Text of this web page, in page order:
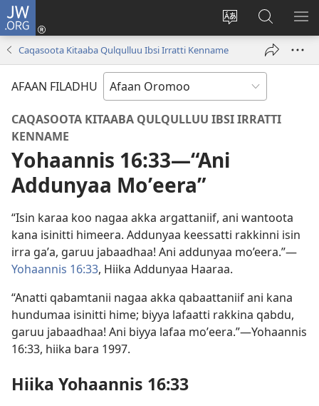
JW.ORG
Afaan
weebsaayitii
Gali
(opens
JW.ORG
Irraa
Barbaadi
Caqasoota Kitaaba Qulqulluu Ibsi Irratti Kenname
AFAAN FILADHU
CAQASOOTA KITAABA QULQULLUU IBSI IRRATTI
KENNAME
Yohaannis 16:33—“Ani
Addunyaa Moʼeera”
“Isin karaa koo nagaa akka argattaniif, ani wantoota
kana isinitti himeera. Addunyaa keessatti rakkinni isin
irra gaʼa, garuu jabaadhaa! Ani addunyaa mo’eera.”—
Yohaannis 16:33, Hiika Addunyaa Haaraa.
“Anatti qabamtanii nagaa akka qabaattaniif ani kana
hundumaa isinitti hime; biyya lafaatti rakkina qabdu,
garuu jabaadhaa! Ani biyya lafaa moʼeera.”—Yohaannis
16:33, hiika bara 1997.
Hiika Yohaannis 16:33